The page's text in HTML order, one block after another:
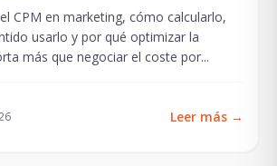
CPM en marketing, cómo calcularlo,
usarlo y por qué optimizar la
más que negociar el coste por...
Leer más →